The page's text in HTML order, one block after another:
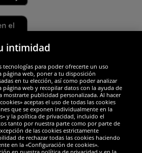
Galardones
intimidad
tecnologías para poder ofrecerte un uso
página web, poner a tu disposición
en tu elección, así como poder analizar
web y recopilar datos con la ayuda de
mostrarte publicidad personalizada. Al hacer
aceptas el uso de todas las cookies
que se exponen individualmente en la
y la política de privacidad, incluido el
tanto por nuestra parte como por parte de
de las cookies estrictamente
de rechazar todas las cookies haciendo
en la «Configuración de cookies».